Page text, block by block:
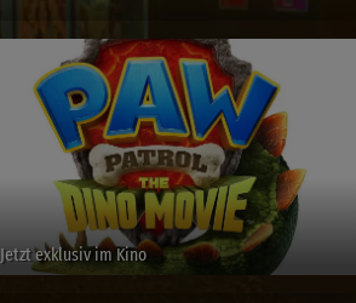
Jetzt exklusiv im Kino